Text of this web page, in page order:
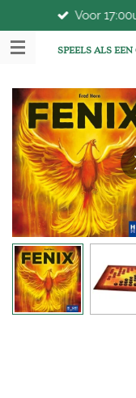
direct
naar
hoofdinhoud
SPEELS ALS
Voor